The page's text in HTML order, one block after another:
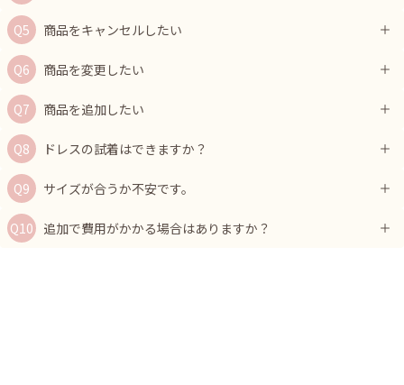
商品をキャンセルしたい
商品を変更したい
商品を追加したい
ドレスの試着はできますか？
サイズが合うか不安です。
追加で費用がかかる場合はありますか？